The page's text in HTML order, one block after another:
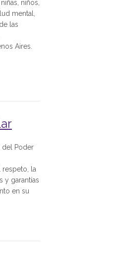
niños,
mental,
las
Aires.
del Poder
la
y garantías
en su